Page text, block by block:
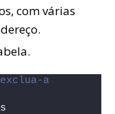
com várias
a